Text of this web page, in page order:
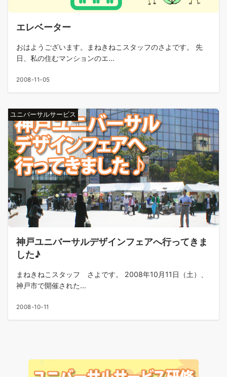
エレベーター
おはようございます。まねきねこスタッフのさよです。 先
日、私の住むマンションのエ...
2008-11-05
ユニバーサルサービス
神戸ユニバーサルデザインフェアへ行ってきま
した♪
まねきねこスタッフ さよです。 2008年10月11日（土）、
神戸市で開催された...
2008-10-11